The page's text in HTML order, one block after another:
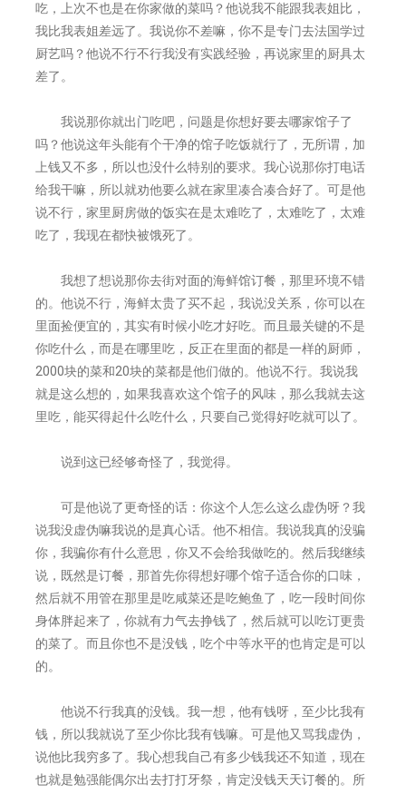
吃，上次不也是在你家做的菜吗？他说我不能跟我表姐比，
我比我表姐差远了。我说你不差嘛，你不是专门去法国学过
厨艺吗？他说不行不行我没有实践经验，再说家里的厨具太
差了。
我说那你就出门吃吧，问题是你想好要去哪家馆子了
吗？他说这年头能有个干净的馆子吃饭就行了，无所谓，加
上钱又不多，所以也没什么特别的要求。我心说那你打电话
给我干嘛，所以就劝他要么就在家里凑合凑合好了。可是他
说不行，家里厨房做的饭实在是太难吃了，太难吃了，太难
吃了，我现在都快被饿死了。
我想了想说那你去街对面的海鲜馆订餐，那里环境不错
的。他说不行，海鲜太贵了买不起，我说没关系，你可以在
里面捡便宜的，其实有时候小吃才好吃。而且最关键的不是
你吃什么，而是在哪里吃，反正在里面的都是一样的厨师，
2000块的菜和20块的菜都是他们做的。他说不行。我说我
就是这么想的，如果我喜欢这个馆子的风味，那么我就去这
里吃，能买得起什么吃什么，只要自己觉得好吃就可以了。
说到这已经够奇怪了，我觉得。
可是他说了更奇怪的话：你这个人怎么这么虚伪呀？我
说我没虚伪嘛我说的是真心话。他不相信。我说我真的没骗
你，我骗你有什么意思，你又不会给我做吃的。然后我继续
说，既然是订餐，那首先你得想好哪个馆子适合你的口味，
然后就不用管在那里是吃咸菜还是吃鲍鱼了，吃一段时间你
身体胖起来了，你就有力气去挣钱了，然后就可以吃订更贵
的菜了。而且你也不是没钱，吃个中等水平的也肯定是可以
的。
他说不行我真的没钱。我一想，他有钱呀，至少比我有
钱，所以我就说了至少你比我有钱嘛。可是他又骂我虚伪，
说他比我穷多了。我心想我自己有多少钱我还不知道，现在
也就是勉强能偶尔出去打打牙祭，肯定没钱天天订餐的。所